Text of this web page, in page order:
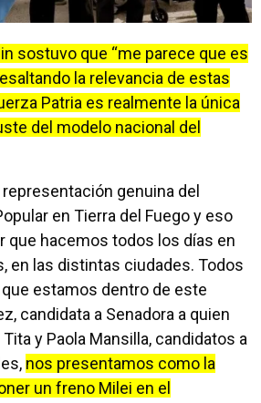
sostuvo que “me parece que es
la relevancia de estas
Patria es realmente la única
del modelo nacional del
representación genuina del
en Tierra del Fuego y eso
que hacemos todos los días en
en las distintas ciudades. Todos
estamos dentro de este
candidata a Senadora a quien
y Paola Mansilla, candidatos a
nos presentamos como la
un freno Milei en el